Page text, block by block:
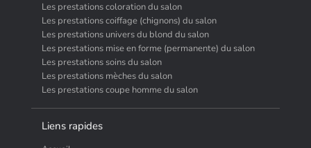
Les prestations coloration du salon
Les prestations coiffage (chignons) du salon
Les prestations univers du blond du salon
Les prestations mise en forme (permanente) du salon
Les prestations soins du salon
Les prestations mèches du salon
Les prestations coupe homme du salon
Liens rapides